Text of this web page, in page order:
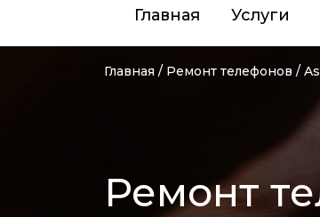
Главная Услуги
Главная / Ремонт телефонов /
Ремонт